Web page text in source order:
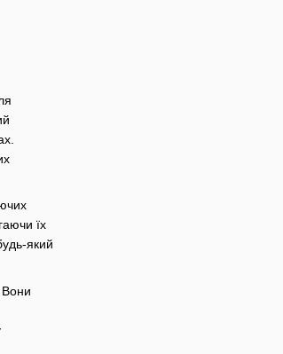
їх
який
Вони